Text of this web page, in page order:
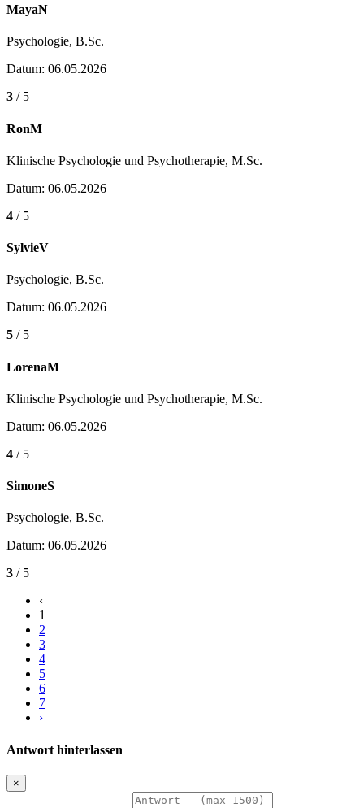
MayaN
Psychologie, B.Sc.
Datum: 06.05.2026
3 / 5
RonM
Klinische Psychologie und Psychotherapie, M.Sc.
Datum: 06.05.2026
4 / 5
SylvieV
Psychologie, B.Sc.
Datum: 06.05.2026
5 / 5
LorenaM
Klinische Psychologie und Psychotherapie, M.Sc.
Datum: 06.05.2026
4 / 5
SimoneS
Psychologie, B.Sc.
Datum: 06.05.2026
3 / 5
‹
1
2
3
4
5
6
7
›
Antwort hinterlassen
×